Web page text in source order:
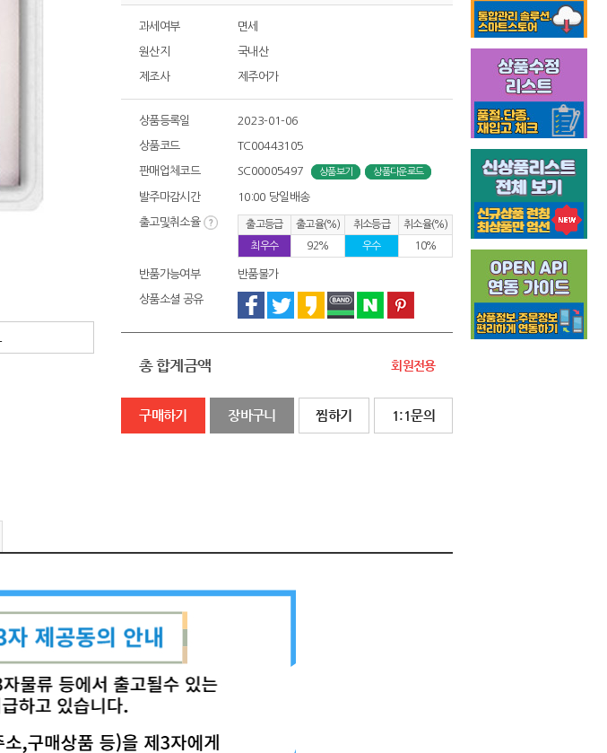
과세여부 면세
원산지 국내산
제조사 제주어가
상품등록일 2023-01-06
상품코드 TC00443105
판매업체코드 SC00005497 상품보기 상품다운로드
발주마감시간 10:00 당일배송
출고및취소율 출고등급 출고율(%) 취소등급
취소율(%)
최우수
92% 우수 10%
반품가능여부 반품불가
상품소셜 공유
총 합계금액 회원전용
구매하기 장바구니 찜하기 1:1문의